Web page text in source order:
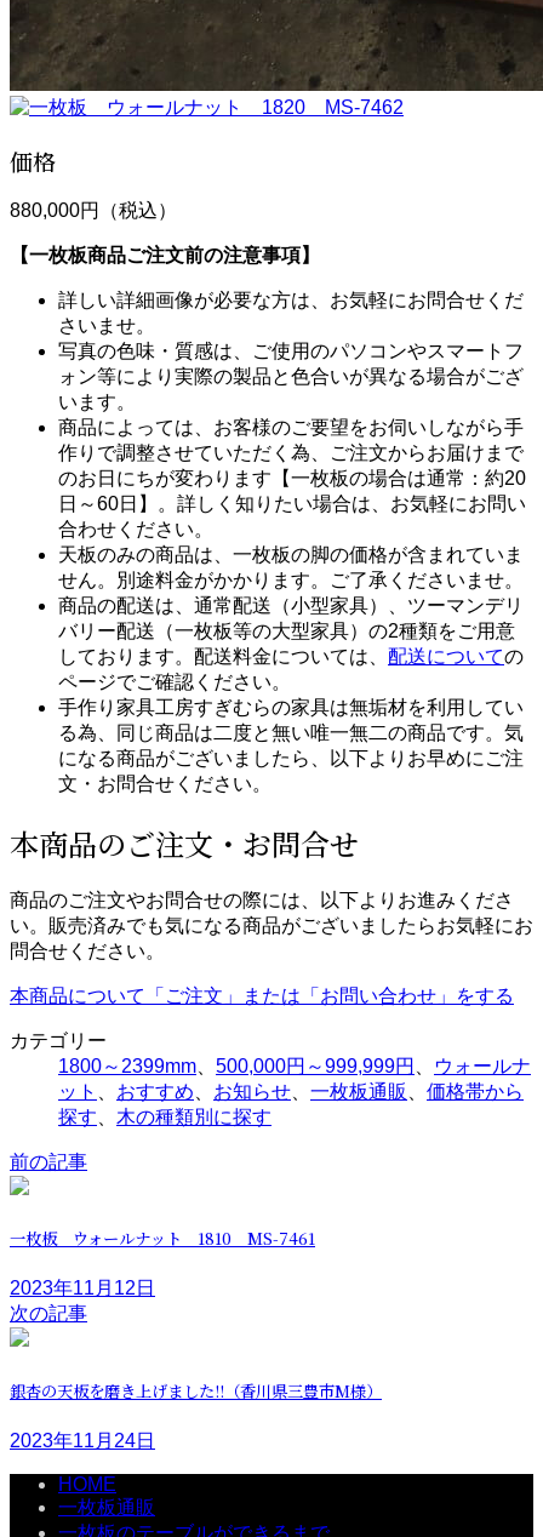
価格
880,000円（税込）
【一枚板商品ご注文前の注意事項】
詳しい詳細画像が必要な方は、お気軽にお問合せくだ
さいませ。
写真の色味・質感は、ご使用のパソコンやスマートフ
ォン等により実際の製品と色合いが異なる場合がござ
います。
商品によっては、お客様のご要望をお伺いしながら手
作りで調整させていただく為、ご注文からお届けまで
のお日にちが変わります【一枚板の場合は通常：約20
日～60日】。詳しく知りたい場合は、お気軽にお問い
合わせください。
天板のみの商品は、一枚板の脚の価格が含まれていま
せん。別途料金がかかります。ご了承くださいませ。
商品の配送は、通常配送（小型家具）、ツーマンデリ
バリー配送（一枚板等の大型家具）の2種類をご用意
しております。配送料金については、 配送についての
ページでご確認ください。
手作り家具工房すぎむらの家具は無垢材を利用してい
る為、同じ商品は二度と無い唯一無二の商品です。気
になる商品がございましたら、以下よりお早めにご注
文・お問合せください。
本商品のご注文・お問合せ
商品のご注文やお問合せの際には、以下よりお進みくださ
い。販売済みでも気になる商品がございましたらお気軽にお
問合せください。
本商品について「ご注文」または「お問い合わせ」をする
カテゴリー
1800～2399mm
500,000円～999,999円
ウォールナ
ット
おすすめ お知らせ 一枚板通販
価格帯から
探す
木の種類別に探す
前の記事
一枚板 ウォールナット 1810 MS-7461
2023年11月12日
次の記事
銀杏の天板を磨き上げました!!（香川県三豊市M様）
2023年11月24日
HOME
一枚板通販
一枚板のテーブルができるまで